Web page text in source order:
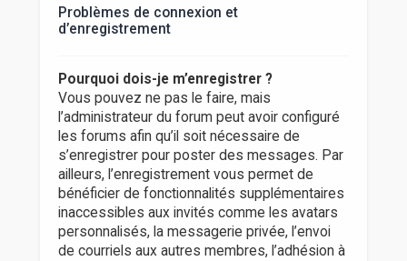
Problèmes de connexion et
d’enregistrement
Pourquoi dois-je m’enregistrer ?
Vous pouvez ne pas le faire, mais
l’administrateur du forum peut avoir configuré
les forums afin qu’il soit nécessaire de
s’enregistrer pour poster des messages. Par
ailleurs, l’enregistrement vous permet de
bénéficier de fonctionnalités supplémentaires
inaccessibles aux invités comme les avatars
personnalisés, la messagerie privée, l’envoi
de courriels aux autres membres, l’adhésion à